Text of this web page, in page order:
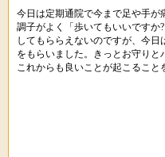
今日は定期通院で今まで足や手が
調子がよく「歩いてもいいですか
してもららえないのですが、今
をもらいました。きっとお守りと
これからも良いことが起こること